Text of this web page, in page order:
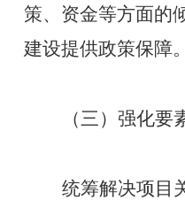
策、资金等方面的
建设提供政策保障。
（三）强化要
统筹解决项目